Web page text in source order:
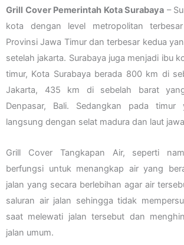
Grill Cover Pemerintah Kota Surabaya –
kota dengan level metropolitan
Provinsi Jawa Timur dan terbesar kedua
setelah jakarta. Surabaya juga menjadi ibu
timur, Kota Surabaya berada 800 km di
Jakarta, 435 km di sebelah barat
Denpasar, Bali. Sedangkan pada timur
langsung dengan selat madura dan laut
Grill Cover Tangkapan Air, seperti
berfungsi untuk menangkap air yang
jalan yang secara berlebihan agar air
saluran air jalan sehingga tidak
saat melewati jalan tersebut dan
jalan umum.